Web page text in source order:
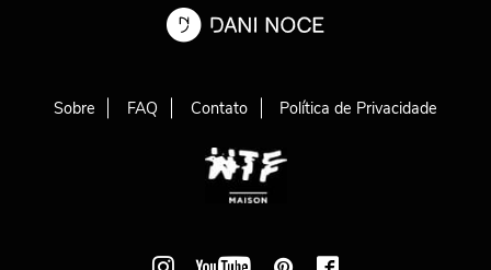
Sobre FAQ Contato Política de Privacidade